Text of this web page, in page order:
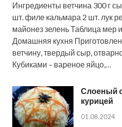
Ингредиенты ветчина 300 г
шт. филе кальмара 2 шт. лук
майонез зелень Таблица мер
Домашняя кухня
ветчину, твердый сыр,
Кубиками – вареное яйцо,…
Слоеный
курицей
01.08.2024